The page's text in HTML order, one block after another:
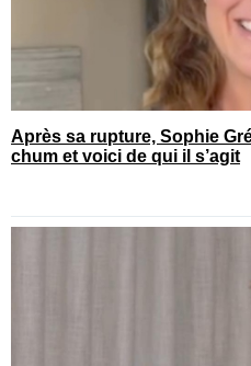
Après sa rupture, Sophie
chum et voici de qui il s’agit